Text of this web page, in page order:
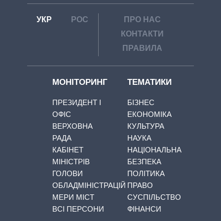
УКР РОС
ПРО НАС
КОНТАКТИ
ПРАВИЛА
МОНІТОРИНГ
ПРЕЗИДЕНТ І
ОФІС
ВЕРХОВНА
РАДА
КАБІНЕТ
МІНІСТРІВ
ГОЛОВИ
ОБЛАДМІНІСТРАЦІЙ
МЕРИ МІСТ
ВСІ ПЕРСОНИ
ТЕМАТИКИ
БІЗНЕС
ЕКОНОМІКА
КУЛЬТУРА
НАУКА
НАЦІОНАЛЬНА
БЕЗПЕКА
ПОЛІТИКА
ПРАВО
СУСПІЛЬСТВО
ФІНАНСИ